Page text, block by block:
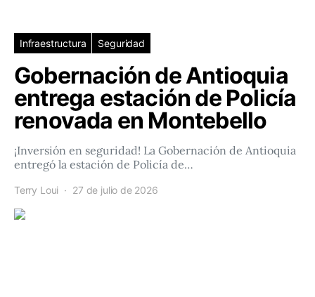
Infraestructura Seguridad
Gobernación de Antioquia
entrega estación de Policía
renovada en Montebello
¡Inversión en seguridad! La Gobernación de Antioquia
entregó la estación de Policía de…
Terry Loui 27 de julio de 2026